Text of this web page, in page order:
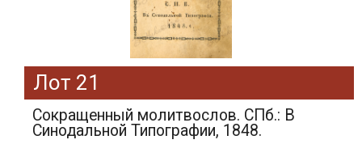
Лот 21
Сокращенный молитвослов. СПб.: В
Синодальной Типографии, 1848.